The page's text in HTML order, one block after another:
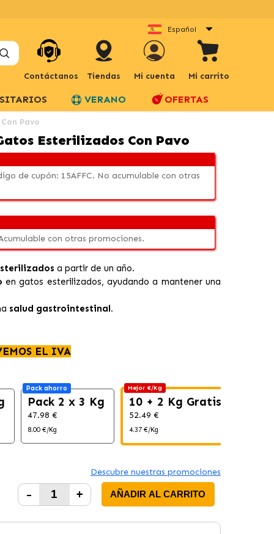
Español
Contáctanos Tiendas Mi cuenta Mi carrito
VERANO OFERTAS
Pavo
Esterilizados Con Pavo
de cupón: 15AFFC. No acumulable con otras
con otras promociones.
a partir de un año.
en gatos esterilizados, ayudando a mantener una
salud gastrointestinal.
EL IVA
Pack ahorro
Pack 2 x 3 Kg
47.98 €
8.00 €/Kg
Mejor €/Kg
10 + 2 Kg Gratis
52.49 €
4.37 €/Kg
Descubre nuestras promociones
- + AÑADIR AL CARRITO